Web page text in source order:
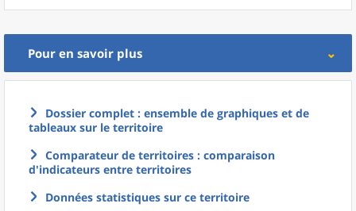
Pour en savoir plus
Dossier complet : ensemble de graphiques et de
tableaux sur le territoire
Comparateur de territoires : comparaison
d'indicateurs entre territoires
Données statistiques sur ce territoire